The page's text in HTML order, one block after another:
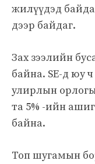
жилүүдэд
дээр байдаг.
Зах зээлийн
байна. SE-д юу
улирлын
та 5% -ийн
байна.
Топ шугамын